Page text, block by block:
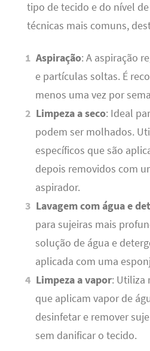
tipo de tecido e do nível
técnicas mais comuns,
Aspiração: A aspiração
e partículas soltas. É
menos uma vez por
Limpeza a seco: Ideal
podem ser molhados.
específicos que são
depois removidos com
aspirador.
Lavagem com água e
para sujeiras mais
solução de água e
aplicada com uma
Limpeza a vapor: Utiliza
que aplicam vapor de
desinfetar e remover
sem danificar o tecido.